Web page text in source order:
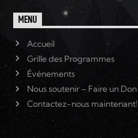
MENU
Accueil
Grille des Programmes
Événements
Nous soutenir – Faire un Don
Contactez-nous maintenant!